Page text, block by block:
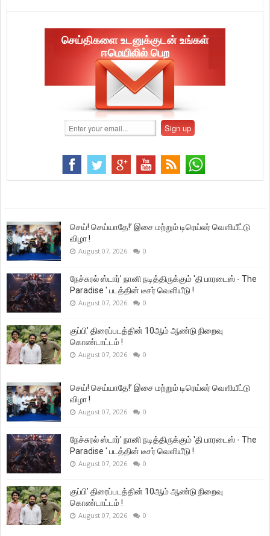
செய்திகளை உடனுக்குடன் உங்கள்
ஈமெயிலில் பெற
செய்! செய்யாதே!’ இசை மற்றும் டிரெய்லர் வெளியீட்டு
விழா !
August 07, 2026 0
நேச்சுரல் ஸ்டார்' நானி நடித்திருக்கும் 'தி பாரடைஸ் - The
Paradise ' படத்தின் டீசர் வெளியீடு !
August 07, 2026 0
குப்பி’ திரைப்படத்தின் 10ஆம் ஆண்டு நிறைவு
கொண்டாட்டம் !
August 07, 2026 0
செய்! செய்யாதே!’ இசை மற்றும் டிரெய்லர் வெளியீட்டு
விழா !
August 07, 2026 0
நேச்சுரல் ஸ்டார்' நானி நடித்திருக்கும் 'தி பாரடைஸ் - The
Paradise ' படத்தின் டீசர் வெளியீடு !
August 07, 2026 0
குப்பி’ திரைப்படத்தின் 10ஆம் ஆண்டு நிறைவு
கொண்டாட்டம் !
August 07, 2026 0